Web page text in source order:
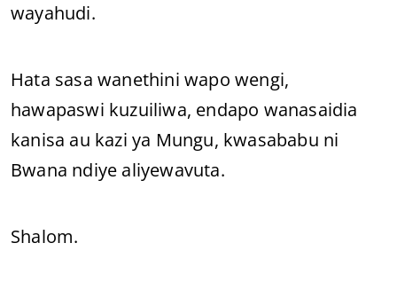
wayahudi.
Hata sasa wanethini wapo wengi,
hawapaswi kuzuiliwa, endapo wanasaidia
kanisa au kazi ya Mungu, kwasababu ni
Bwana ndiye aliyewavuta.
Shalom.